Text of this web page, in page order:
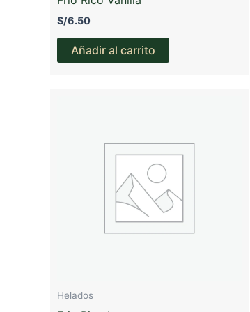
S/6.50
Añadir al carrito
Helados